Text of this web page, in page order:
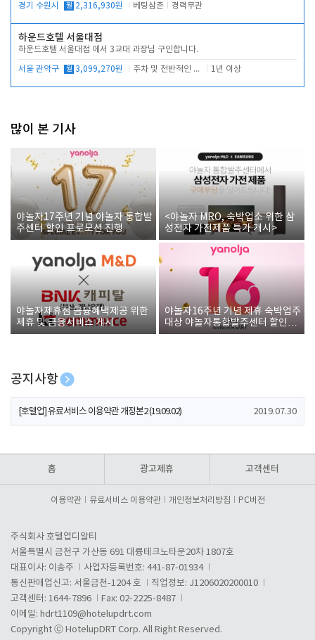
경기 수원시 월 2,316,930원 베팅삼촌 경력무관
하운드호텔 서울대점
하운드호텔 서울대점 에서 3교대 과장님 구인합니다.
서울 관악구 월 3,099,270원 주차 및 전반적인 당번업무 1년 이상
많이 본 기사
야놀자17주년 기념 야놀자 통합발
주센터 할인 프로모션 진행
<야놀자 MRO, 숙박업소 위한 삼
성전자 가전제품 특가 개시>
야놀자제휴점 금융혜택제공 위한
제휴 및 금융서비스 게시
야놀자16주년 기념 제휴 숙박업주
대상 야놀자통합발주센터 할인쿠
폰 증정
공지사항
[호텔업] 개인정보 처리방침 개정본1 (19.09.02)
[호텔업] 유료서비스 이용약관 개정본2 (19.09.02) 2019.07.30
홈 광고제휴 고객센터
이용약관 유료서비스 이용약관 개인정보처리방침 PC버전
주식회사 호텔업디알티
서울특별시 금천구 가산동 691 대륭테크노타운20차 1807호
대표이사: 이송주
사업자등록번호: 441-87-01934
통신판매업신고: 서울금천-1204 호
직업정보: J1206020200010
고객센터: 1644-7896
Fax: 02-2225-8487
이메일: hdrt1109@hotelupdrt.com
Copyright ⓒ HotelupDRT Corp. All Right Reserved.